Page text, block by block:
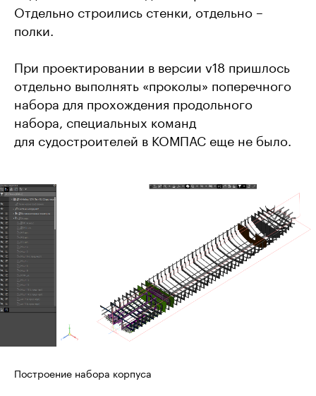
Отдельно строились стенки, отдельно –
полки.
При проектировании в версии v18 пришлось
отдельно выполнять «проколы» поперечного
набора для прохождения продольного
набора, специальных команд
для судостроителей в КОМПАС еще не было.
Построение набора корпуса